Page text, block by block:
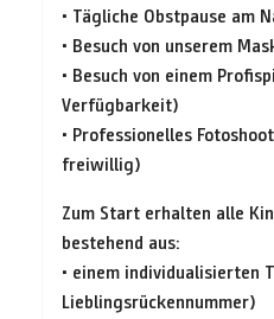
• Tägliche Obstpause am
• Besuch von unserem
• Besuch von einem
Verfügbarkeit)
• Professionelles
freiwillig)
Zum Start erhalten alle
bestehend aus:
• einem individualisierten
Lieblingsrückennummer)